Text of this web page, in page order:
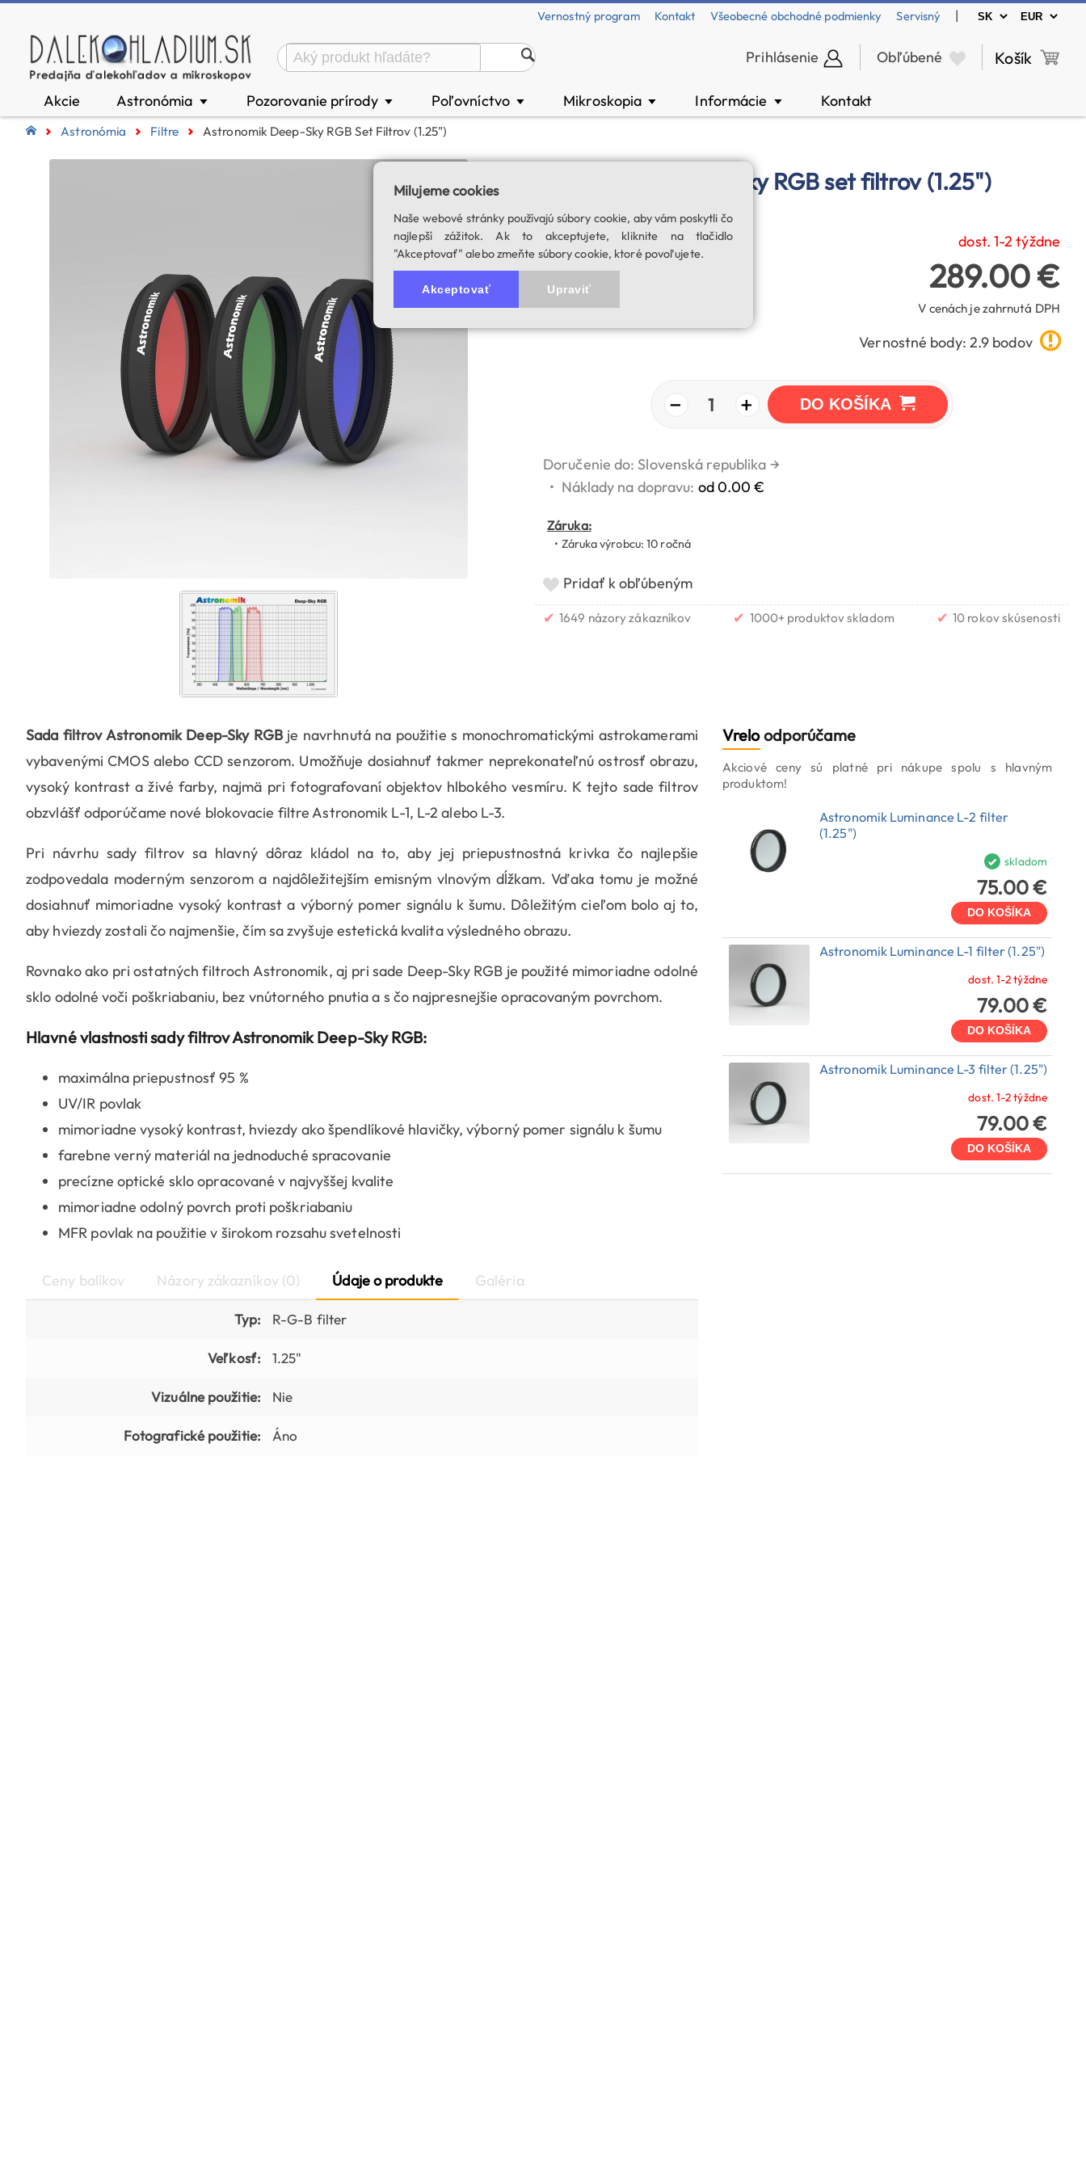
Vernostný program Kontakt Všeobecné obchodné podmienky Servisný |
Prihlásenie Obľúbené Košík
Akcie Astronómia ▼ Pozorovanie prírody ▼ Poľovníctvo ▼ Mikroskopia ▼ Informácie ▼ Kontakt
Astronómia Filtre Astronomik Deep-Sky RGB Set Filtrov (1.25")
Astronomik Deep-Sky RGB set filtrov (1.25")
dost. 1-2 týždne
289.00 €
V cenách je zahrnutá DPH
Vernostné body: 2.9 bodov
− 1 + DO KOŠÍKA
Doručenie do: Slovenská republika →
• Náklady na dopravu: od 0.00 €
Záruka:
• Záruka výrobcu: 10 ročná
Pridať k obľúbeným
✔ 1649 názory zákazníkov ✔ 1000+ produktov skladom ✔ 10 rokov skúsenosti
Sada filtrov Astronomik Deep-Sky RGBje navrhnutá na použitie s monochromatickými astrokamerami
vybavenými CMOS alebo CCD senzorom. Umožňuje dosiahnuť takmer neprekonateľnú ostrosť obrazu,
vysoký kontrast a živé farby, najmä pri fotografovaní objektov hlbokého vesmíru. K tejto sade filtrov
obzvlášť odporúčame nové blokovacie filtre Astronomik L-1, L-2 alebo L-3.
Pri návrhu sady filtrov sa hlavný dôraz kládol na to, aby jej priepustnostná krivka čo najlepšie
zodpovedala moderným senzorom a najdôležitejším emisným vlnovým dĺžkam. Vďaka tomu je možné
dosiahnuť mimoriadne vysoký kontrast a výborný pomer signálu k šumu. Dôležitým cieľom bolo aj to,
aby hviezdy zostali čo najmenšie, čím sa zvyšuje estetická kvalita výsledného obrazu.
Rovnako ako pri ostatných filtroch Astronomik, aj pri sade Deep-Sky RGB je použité mimoriadne odolné
sklo odolné voči poškriabaniu, bez vnútorného pnutia a s čo najpresnejšie opracovaným povrchom.
Hlavné vlastnosti sady filtrov Astronomik Deep-Sky RGB:
maximálna priepustnosť 95 %
UV/IR povlak
mimoriadne vysoký kontrast, hviezdy ako špendlíkové hlavičky, výborný pomer signálu k šumu
farebne verný materiál na jednoduché spracovanie
precízne optické sklo opracované v najvyššej kvalite
mimoriadne odolný povrch proti poškriabaniu
MFR povlak na použitie v širokom rozsahu svetelnosti
Ceny balíkov Názory zákazníkov (0) Údaje o produkte Galéria
Typ: R-G-B filter
Veľkosť: 1.25"
Vizuálne použitie: Nie
Fotografické použitie: Áno
Vreloodporúčame
Akciové ceny sú platné pri nákupe spolu s hlavným
produktom!
Astronomik Luminance L-2 filter
(1.25")
skladom
75.00 €
DO KOŠÍKA
Astronomik Luminance L-1 filter (1.25")
dost. 1-2 týždne
79.00 €
DO KOŠÍKA
Astronomik Luminance L-3 filter (1.25")
dost. 1-2 týždne
79.00 €
DO KOŠÍKA
Milujeme cookies
Naše webové stránky používajú súbory cookie, aby vám poskytli čo
najlepší zážitok. Ak to akceptujete, kliknite na tlačidlo
"Akceptovať" alebo zmeňte súbory cookie, ktoré povoľujete.
Akceptovať Upraviť